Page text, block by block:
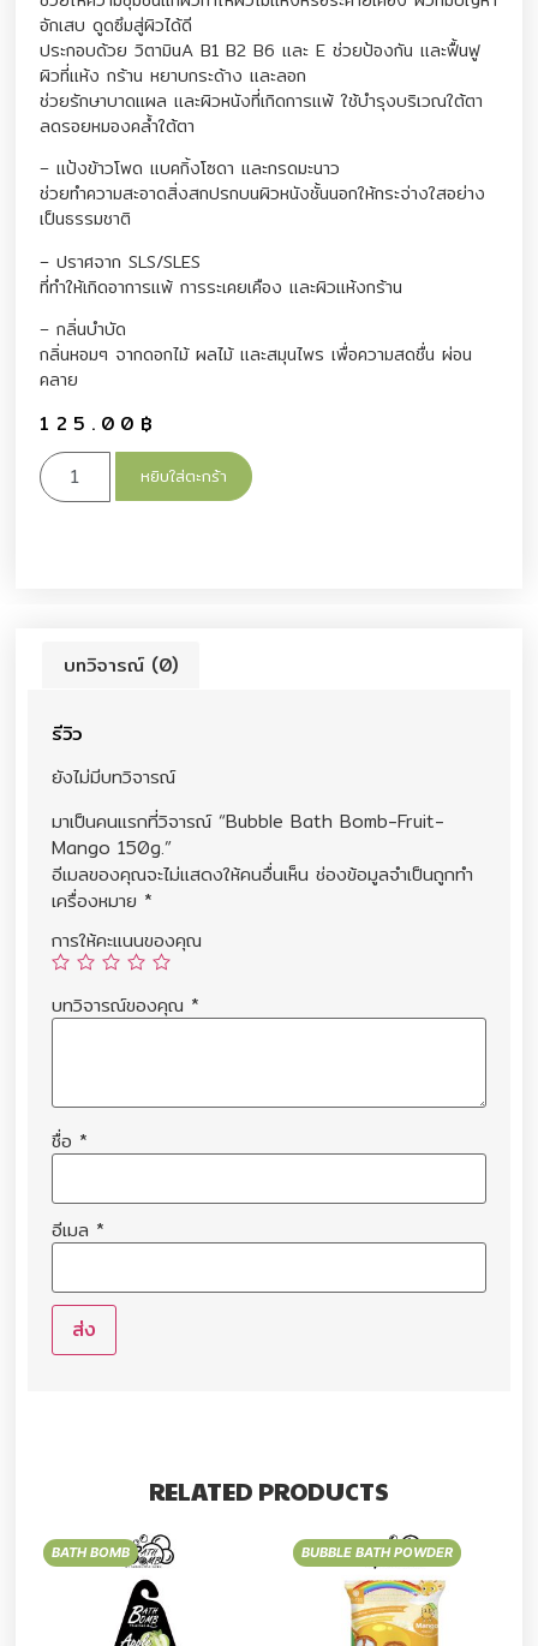
อักเสบ ดูดซึมสู่ผิวได้ดี
ประกอบด้วย วิตามินA B1 B2 B6 และ E ช่วยป้องกัน และฟื้นฟู
ผิวที่แห้ง กร้าน หยาบกระด้าง และลอก
ช่วยรักษาบาดแผล และผิวหนังที่เกิดการแพ้ ใช้บำรุงบริเวณใต้ตา
ลดรอยหมองคล้ำใต้ตา
– แป้งข้าวโพด แบคกิ้งโซดา และกรดมะนาว
ช่วยทำความสะอาดสิ่งสกปรกบนผิวหนังชั้นนอกให้กระจ่างใสอย่าง
เป็นธรรมชาติ
– ปราศจาก SLS/SLES
ที่ทำให้เกิดอาการแพ้ การระเคยเคือง และผิวแห้งกร้าน
– กลิ่นบำบัด
กลิ่นหอมๆ จากดอกไม้ ผลไม้ และสมุนไพร เพื่อความสดชื่น ผ่อน
คลาย
125.00 ฿
หยิบใส่ตะกร้า
บทวิจารณ์ (0)
รีวิว
ยังไม่มีบทวิจารณ์
มาเป็นคนแรกที่วิจารณ์ “Bubble Bath Bomb-Fruit-
Mango 150g.”
อีเมลของคุณจะไม่แสดงให้คนอื่นเห็น ช่องข้อมูลจำเป็นถูกทำ
เครื่องหมาย *
การให้คะแนนของคุณ
บทวิจารณ์ของคุณ *
ชื่อ *
อีเมล *
RELATED PRODUCTS
BATH BOMB BUBBLE BATH POWDER